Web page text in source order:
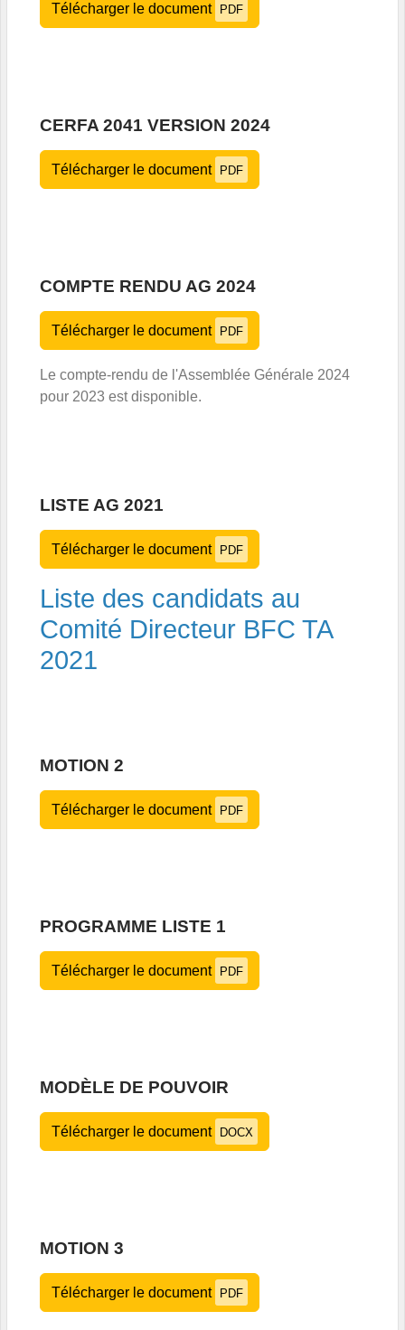
Télécharger le document PDF
CERFA 2041 VERSION 2024
Télécharger le document PDF
COMPTE RENDU AG 2024
Télécharger le document PDF
Le compte-rendu de l'Assemblée Générale 2024
pour 2023 est disponible.
LISTE AG 2021
Télécharger le document PDF
Liste des candidats au
Comité Directeur BFC TA
2021
MOTION 2
Télécharger le document PDF
PROGRAMME LISTE 1
Télécharger le document PDF
MODÈLE DE POUVOIR
Télécharger le document DOCX
MOTION 3
Télécharger le document PDF